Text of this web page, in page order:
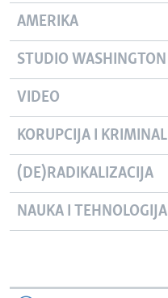
AMERIKA
STUDIO WASHINGTON
VIDEO
KORUPCIJA I KRIMINAL
(DE)RADIKALIZACIJA
NAUKA I TEHNOLOGIJA